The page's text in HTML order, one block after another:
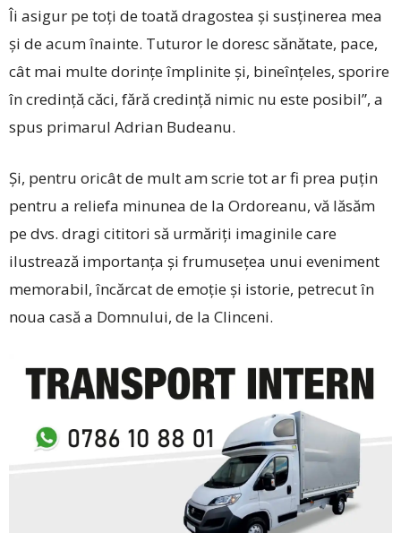
Îi asigur pe toți de toată dragostea și susținerea mea
și de acum înainte. Tuturor le doresc sănătate, pace,
cât mai multe dorințe împlinite și, bineînțeles, sporire
în credință căci, fără credință nimic nu este posibil”, a
spus primarul Adrian Budeanu.
Și, pentru oricât de mult am scrie tot ar fi prea puțin
pentru a reliefa minunea de la Ordoreanu, vă lăsăm
pe dvs. dragi cititori să urmăriți imaginile care
ilustrează importanța și frumusețea unui eveniment
memorabil, încărcat de emoție și istorie, petrecut în
noua casă a Domnului, de la Clinceni.